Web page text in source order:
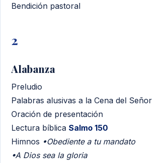
Bendición pastoral
2
Alabanza
Preludio
Palabras alusivas a la Cena del Señor
Oración de presentación
Lectura bíblica Salmo 150
Himnos •Obediente a tu mandato
•A Dios sea la gloria